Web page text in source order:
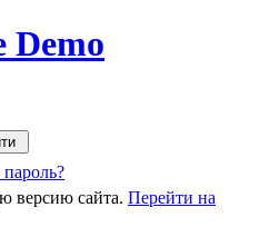
Demo
версию сайта. Перейти на